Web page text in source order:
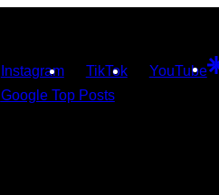
Instagram TikTok YouTube
Google Top Posts